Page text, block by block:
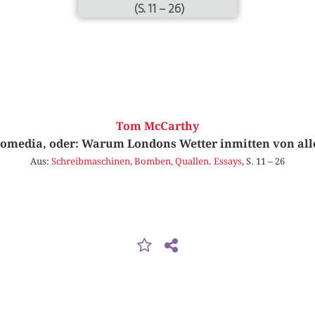
(S. 11 – 26)
Tom McCarthy
oder: Warum Londons Wetter inmitten von
Aus: Schreibmaschinen, Bomben, Quallen. Essays, S. 11 – 26